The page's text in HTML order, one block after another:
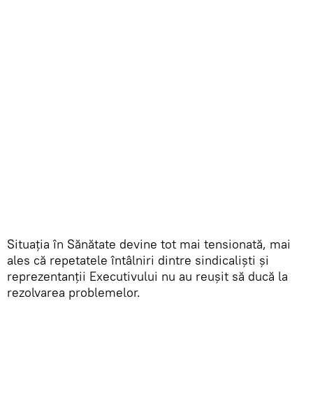
Situaţia în Sănătate devine tot mai tensionată, mai
ales că repetatele întâlniri dintre sindicalişti şi
reprezentanţii Executivului nu au reuşit să ducă la
rezolvarea problemelor.